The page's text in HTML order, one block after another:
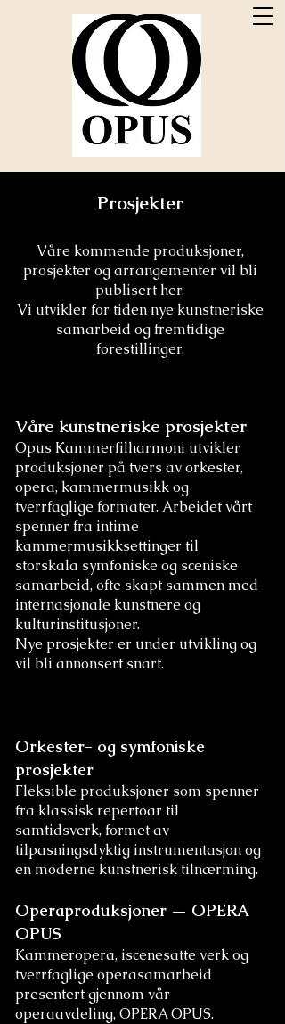
Prosjekter
Våre kommende produksjoner,
prosjekter og arrangementer vil bli
publisert her.
Vi utvikler for tiden nye kunstneriske
samarbeid og fremtidige
forestillinger.
Våre kunstneriske prosjekter
Opus Kammerfilharmoni utvikler
produksjoner på tvers av orkester,
opera, kammermusikk og
tverrfaglige formater. Arbeidet vårt
spenner fra intime
kammermusikksettinger til
storskala symfoniske og sceniske
samarbeid, ofte skapt sammen med
internasjonale kunstnere og
kulturinstitusjoner.
Nye prosjekter er under utvikling og
vil bli annonsert snart.
Orkester- og symfoniske
prosjekter
Fleksible produksjoner som spenner
fra klassisk repertoar til
samtidsverk, formet av
tilpasningsdyktig instrumentasjon og
en moderne kunstnerisk tilnærming.
Operaproduksjoner — OPERA
OPUS
Kammeropera, iscenesatte verk og
tverrfaglige operasamarbeid
presentert gjennom vår
operaavdeling, OPERA OPUS.